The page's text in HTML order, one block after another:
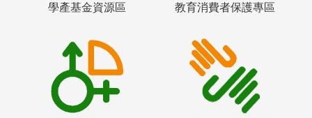
學產基金資源區 教育消費者保護專區